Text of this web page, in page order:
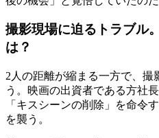
撮影現場に迫るトラブル
は？
2人の距離が縮まる一方で、
う。映画の出資者である方社
「キスシーンの削除」を命令
を襲う。